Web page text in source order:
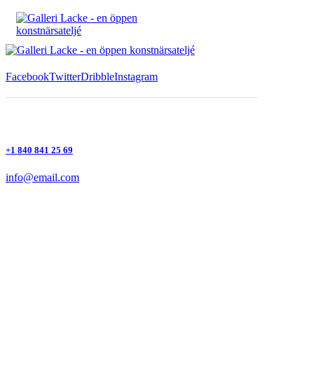
FacebookTwitterDribbleInstagram
+1 840 841 25 69
info@email.com